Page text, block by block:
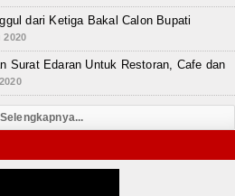
dari Ketiga Bakal Calon Bupati
2020
Surat Edaran Untuk Restoran, Cafe dan
Selengkapnya...